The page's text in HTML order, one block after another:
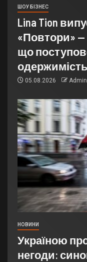
ШОУ БІЗНЕС
Lina Tion
«Повтори» —
що
одержимість
05.08.2026 Admin
НОВИНИ
Україною
негоди: